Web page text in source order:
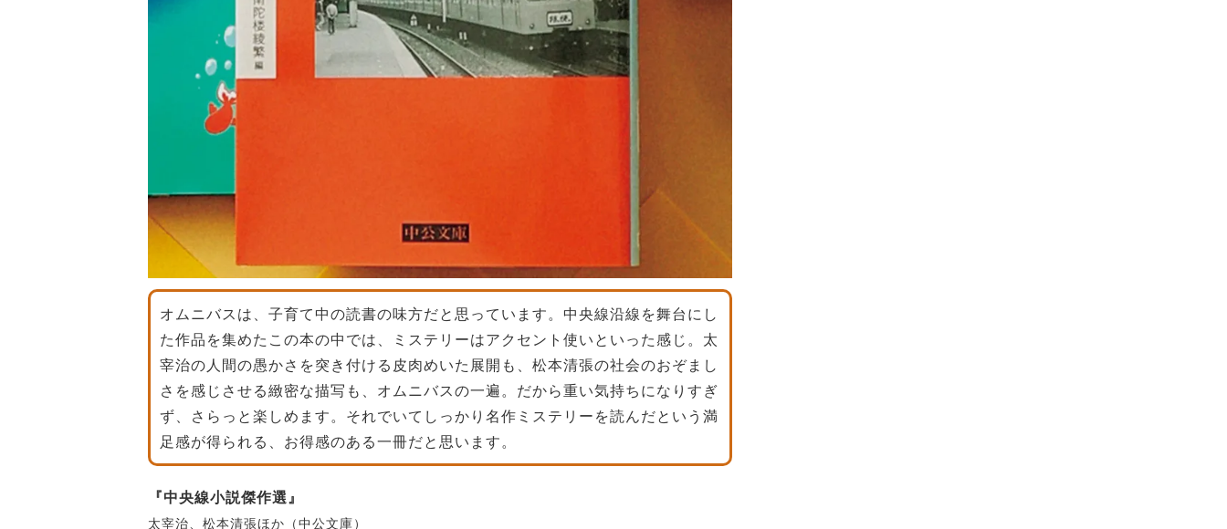
オムニバスは、子育て中の読書の味方だと思っています。中央線沿線を舞台にし
た作品を集めたこの本の中では、ミステリーはアクセント使いといった感じ。太
宰治の人間の愚かさを突き付ける皮肉めいた展開も、松本清張の社会のおぞまし
さを感じさせる緻密な描写も、オムニバスの一遍。だから重い気持ちになりすぎ
ず、さらっと楽しめます。それでいてしっかり名作ミステリーを読んだという満
足感が得られる、お得感のある一冊だと思います。
『中央線小説傑作選』
太宰治、松本清張ほか（中公文庫）